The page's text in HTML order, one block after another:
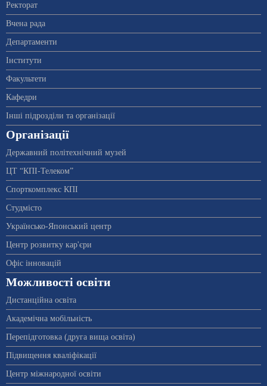
Ректорат
Вчена рада
Департаменти
Інститути
Факультети
Кафедри
Інші підрозділи та організації
Організації
Державний політехнічний музей
ЦТ “КПІ-Телеком”
Спорткомплекс КПІ
Студмісто
Українсько-Японський центр
Центр розвитку кар'єри
Офіс інновацій
Можливості освіти
Дистанційна освіта
Академічна мобільність
Перепідготовка (друга вища освіта)
Підвищення кваліфікації
Центр міжнародної освіти